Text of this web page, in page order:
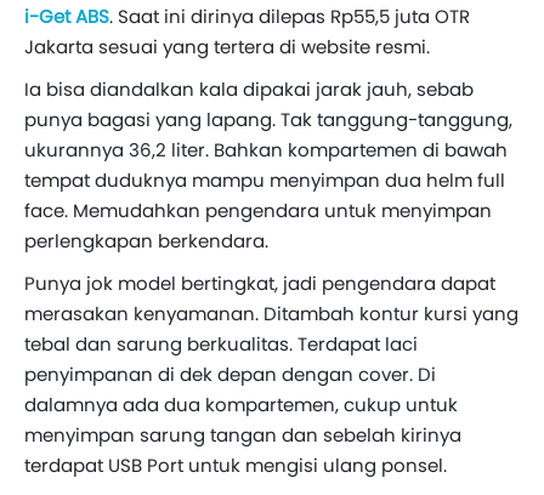
i-Get ABS. Saat ini dirinya dilepas Rp55,5 juta OTR
Jakarta sesuai yang tertera di website resmi.
Ia bisa diandalkan kala dipakai jarak jauh, sebab
punya bagasi yang lapang. Tak tanggung-tanggung,
ukurannya 36,2 liter. Bahkan kompartemen di bawah
tempat duduknya mampu menyimpan dua helm full
face. Memudahkan pengendara untuk menyimpan
perlengkapan berkendara.
Punya jok model bertingkat, jadi pengendara dapat
merasakan kenyamanan. Ditambah kontur kursi yang
tebal dan sarung berkualitas. Terdapat laci
penyimpanan di dek depan dengan cover. Di
dalamnya ada dua kompartemen, cukup untuk
menyimpan sarung tangan dan sebelah kirinya
terdapat USB Port untuk mengisi ulang ponsel.